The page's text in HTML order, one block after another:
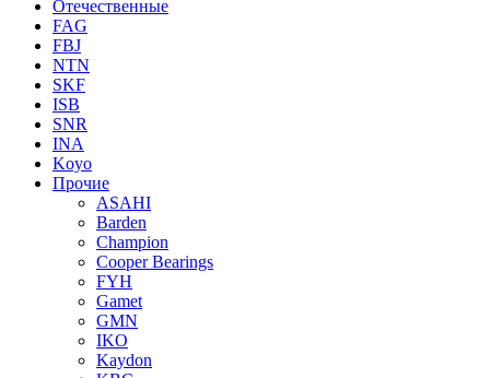
Отечественные
FAG
FBJ
NTN
SKF
ISB
SNR
INA
Koyo
Прочие
ASAHI
Barden
Champion
Cooper Bearings
FYH
Gamet
GMN
IKO
Kaydon